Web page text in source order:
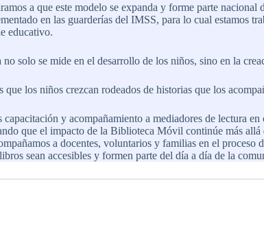
a que este modelo se expanda y forme parte
en las guarderías del IMSS, para lo cual estamos
educativo.
solo se mide en el desarrollo de los niños, sino en la
que los niños crezcan rodeados de historias que los
capacitación y acompañamiento a mediadores de lectura en
que el impacto de la Biblioteca Móvil continúe más allá
a docentes, voluntarios y familias en el proceso
sean accesibles y formen parte del día a día de la